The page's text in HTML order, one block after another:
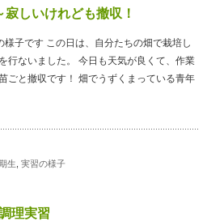
しいけれども撤収！
子です この日は、自分たちの畑で栽培し
行ないました。 今日も天気が良くて、作業
ごと撤収です！ 畑でうずくまっている青年
生 実習の様子
理実習